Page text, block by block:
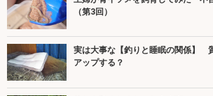
（第3回）
実は大事な【釣りと睡眠の関係】
アップする？